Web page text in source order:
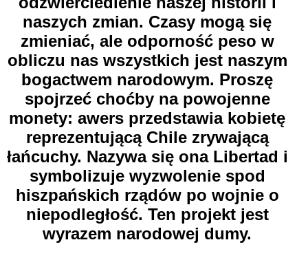
naszych zmian. Czasy mogą się
zmieniać, ale odporność peso w
obliczu nas wszystkich jest naszym
bogactwem narodowym. Proszę
spojrzeć choćby na powojenne
monety: awers przedstawia kobietę
reprezentującą Chile zrywającą
łańcuchy. Nazywa się ona Libertad i
symbolizuje wyzwolenie spod
hiszpańskich rządów po wojnie o
niepodległość. Ten projekt jest
wyrazem narodowej dumy.